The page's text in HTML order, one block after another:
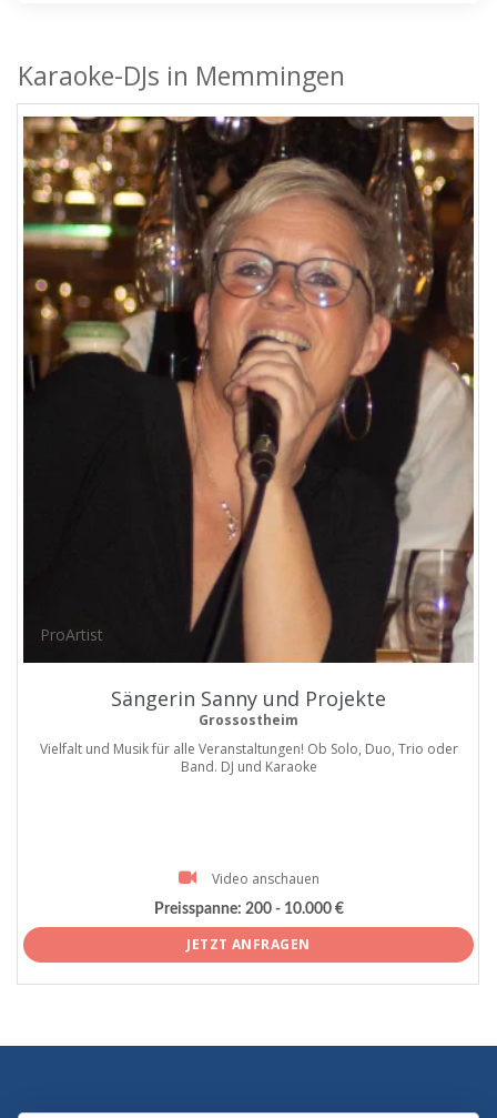
Karaoke-DJs in Memmingen
ProArtist
Sängerin Sanny und Projekte
Grossostheim
Vielfalt und Musik für alle Veranstaltungen! Ob Solo, Duo, Trio oder
Band. DJ und Karaoke
Video anschauen
Preisspanne: 200 - 10.000 €
JETZT ANFRAGEN